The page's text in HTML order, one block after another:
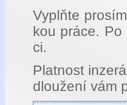
Vyplňte
kou práce.
ci.
Plat­nost
dlou­že­ní vám